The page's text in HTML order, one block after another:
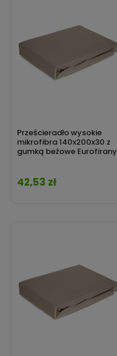
Prześcieradło wysokie
mikrofibra 140x200x30 z
gumką beżowe Eurofirany
Cena
42,53 zł